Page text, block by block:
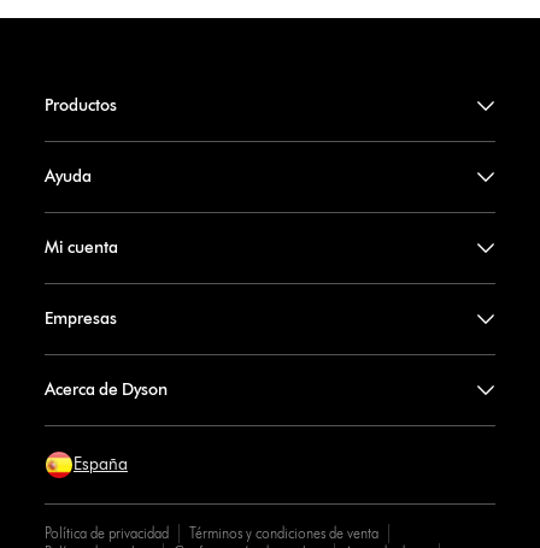
Productos
Ayuda
Mi cuenta
Empresas
Acerca de Dyson
España
Política de privacidad
Términos y condiciones de venta